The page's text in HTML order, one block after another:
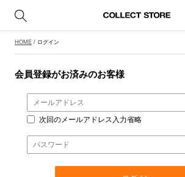
HOME / ログイン
会員登録がお済みのお客様
次回のメールアドレス入力省略